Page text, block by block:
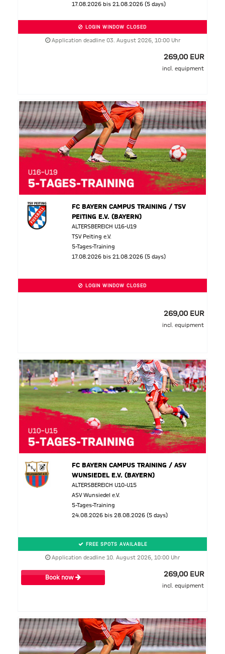
17.08.2026 bis 21.08.2026 (5 days)
LOGIN WINDOW CLOSED
Application deadline 03. August 2026, 10:00 Uhr
269,00 EUR
incl. equipment
FC BAYERN CAMPUS TRAINING / TSV
PEITING E.V. (BAYERN)
ALTERSBEREICH U16-U19
TSV Peiting e.V.
5-Tages-Training
17.08.2026 bis 21.08.2026 (5 days)
LOGIN WINDOW CLOSED
269,00 EUR
incl. equipment
FC BAYERN CAMPUS TRAINING / ASV
WUNSIEDEL E.V. (BAYERN)
ALTERSBEREICH U10-U15
ASV Wunsiedel e.V.
5-Tages-Training
24.08.2026 bis 28.08.2026 (5 days)
FREE SPOTS AVAILABLE
Application deadline 10. August 2026, 10:00 Uhr
Book now 269,00 EUR
incl. equipment